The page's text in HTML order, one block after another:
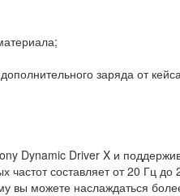
заряда от
Driver X и
частот составляет от 20 Гц
вы можете наслаждаться